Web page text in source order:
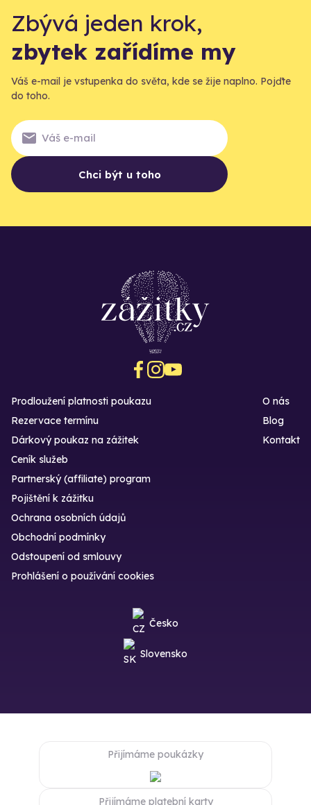
Zbývá jeden krok,
zbytek zařídíme my
Váš e-mail je vstupenka do světa, kde se žije naplno. Pojďte
do toho.
Chci být u toho
Prodloužení platnosti poukazu
Rezervace termínu
Dárkový poukaz na zážitek
O nás
Blog
Kontakt
Ceník služeb
Partnerský (affiliate) program
Pojištění k zážitku
Ochrana osobních údajů
Obchodní podmínky
Odstoupení od smlouvy
Prohlášení o používání cookies
Česko
Slovensko
Přijímáme poukázky
Přijímáme platební karty